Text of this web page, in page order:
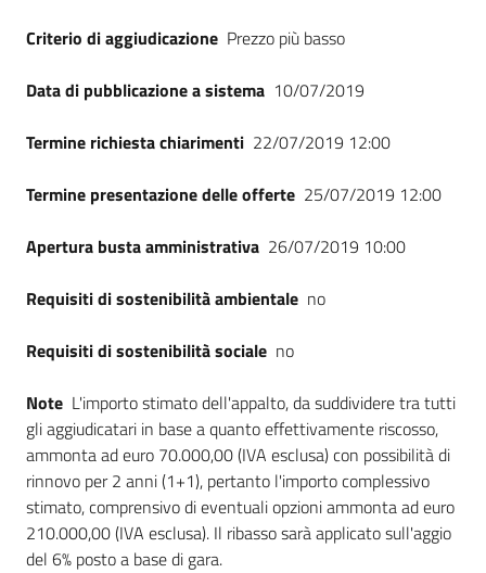
Criterio di aggiudicazione Prezzo più basso
Data di pubblicazione a sistema 10/07/2019
Termine richiesta chiarimenti 22/07/2019 12:00
Termine presentazione delle offerte 25/07/2019 12:00
Apertura busta amministrativa 26/07/2019 10:00
Requisiti di sostenibilità ambientale no
Requisiti di sostenibilità sociale no
Note L'importo stimato dell'appalto, da suddividere tra tutti
gli aggiudicatari in base a quanto effettivamente riscosso,
ammonta ad euro 70.000,00 (IVA esclusa) con possibilità di
rinnovo per 2 anni (1+1), pertanto l'importo complessivo
stimato, comprensivo di eventuali opzioni ammonta ad euro
210.000,00 (IVA esclusa). Il ribasso sarà applicato sull'aggio
del 6% posto a base di gara.